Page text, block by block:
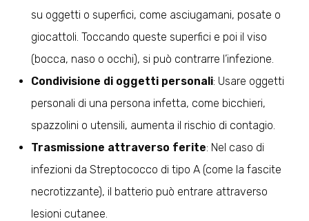
su oggetti o superfici, come asciugamani, posate o
giocattoli. Toccando queste superfici e poi il viso
(bocca, naso o occhi), si può contrarre l’infezione.
Condivisione di oggetti personali: Usare oggetti
personali di una persona infetta, come bicchieri,
spazzolini o utensili, aumenta il rischio di contagio.
Trasmissione attraverso ferite: Nel caso di
infezioni da Streptococco di tipo A (come la fascite
necrotizzante), il batterio può entrare attraverso
lesioni cutanee.